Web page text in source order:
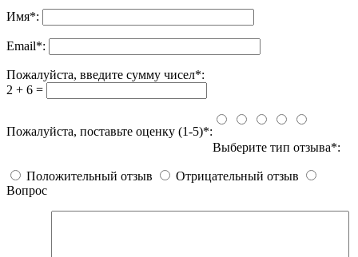
Имя*:
Email*:
Пожалуйста, введите сумму чисел*:
2 + 6 =
Пожалуйста, поставьте оценку (1-5)*:
Выберите тип отзыва*:
Положительный отзыв
Отрицательный отзыв
Вопрос